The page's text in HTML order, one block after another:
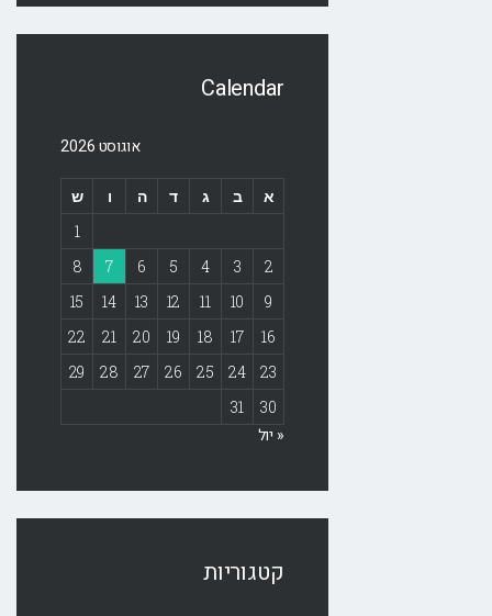
Calendar
אוגוסט 2026
א ב ג ד ה ו
ש
1
2
3
4
5
6
7
8
9
10
11
12
13
14
15
16
17
18
19
20
21
22
23
24
25
26
27
28
29
30
31
« יול
קטגוריות